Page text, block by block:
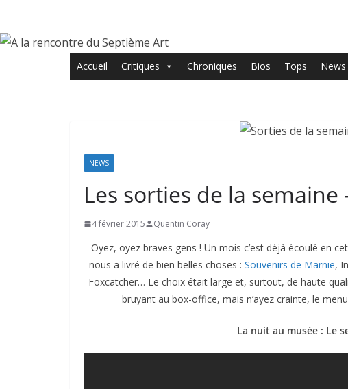
contenu
Accueil Critiques Chroniques Bios Tops News
NEWS
Les sorties de la semaine
4 février 2015 Quentin Coray
Oyez, oyez braves gens ! Un mois c’est déjà écoulé en
nous a livré de bien belles choses : Souvenirs de Marnie,
Foxcatcher… Le choix était large et, surtout, de haute
bruyant au box-office, mais n’ayez crainte, le
La nuit au musée : Le